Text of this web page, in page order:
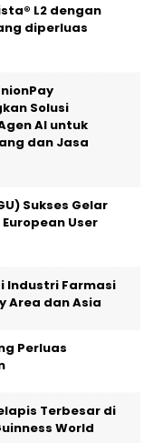
L2 dengan
diperluas
Solusi
AI untuk
dan Jasa
Sukses Gelar
User
Industri Farmasi
Area dan Asia
Perluas
Terbesar di
World